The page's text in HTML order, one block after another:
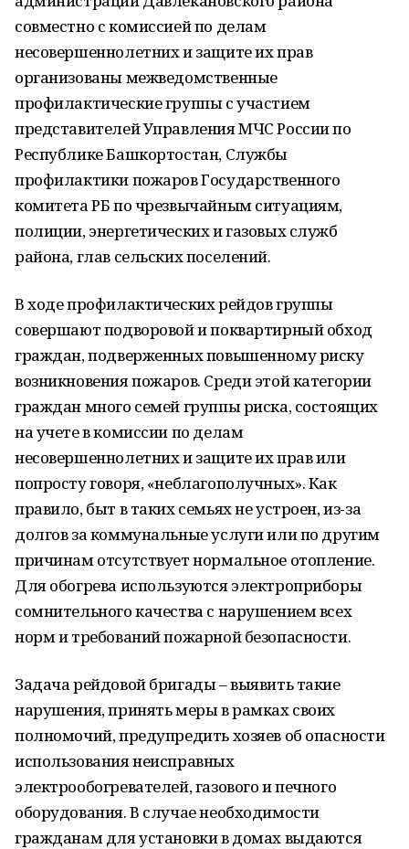
совместно с комиссией по делам
несовершеннолетних и защите их прав
организованы межведомственные
профилактические группы с участием
представителей Управления МЧС России по
Республике Башкортостан, Службы
профилактики пожаров Государственного
комитета РБ по чрезвычайным ситуациям,
полиции, энергетических и газовых служб
района, глав сельских поселений.
В ходе профилактических рейдов группы
совершают подворовой и поквартирный обход
граждан, подверженных повышенному риску
возникновения пожаров. Среди этой категории
граждан много семей группы риска, состоящих
на учете в комиссии по делам
несовершеннолетних и защите их прав или
попросту говоря, «неблагополучных». Как
правило, быт в таких семьях не устроен, из-за
долгов за коммунальные услуги или по другим
причинам отсутствует нормальное отопление.
Для обогрева используются электроприборы
сомнительного качества с нарушением всех
норм и требований пожарной безопасности.
Задача рейдовой бригады – выявить такие
нарушения, принять меры в рамках своих
полномочий, предупредить хозяев об опасности
использования неисправных
электрообогревателей, газового и печного
оборудования. В случае необходимости
гражданам для установки в домах выдаются